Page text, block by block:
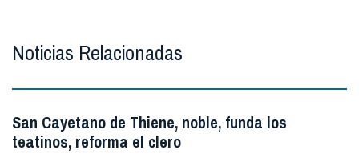
Noticias Relacionadas
San Cayetano de Thiene, noble, funda los
teatinos, reforma el clero